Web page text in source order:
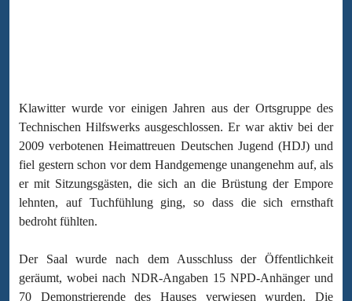
Klawitter wurde vor einigen Jahren aus der Ortsgruppe des
Technischen Hilfswerks ausgeschlossen. Er war aktiv bei der
2009 verbotenen Heimattreuen Deutschen Jugend (HDJ) und
fiel gestern schon vor dem Handgemenge unangenehm auf, als
er mit Sitzungsgästen, die sich an die Brüstung der Empore
lehnten, auf Tuchfühlung ging, so dass die sich ernsthaft
bedroht fühlten.
Der Saal wurde nach dem Ausschluss der Öffentlichkeit
geräumt, wobei nach NDR-Angaben 15 NPD-Anhänger und
70 Demonstrierende des Hauses verwiesen wurden. Die